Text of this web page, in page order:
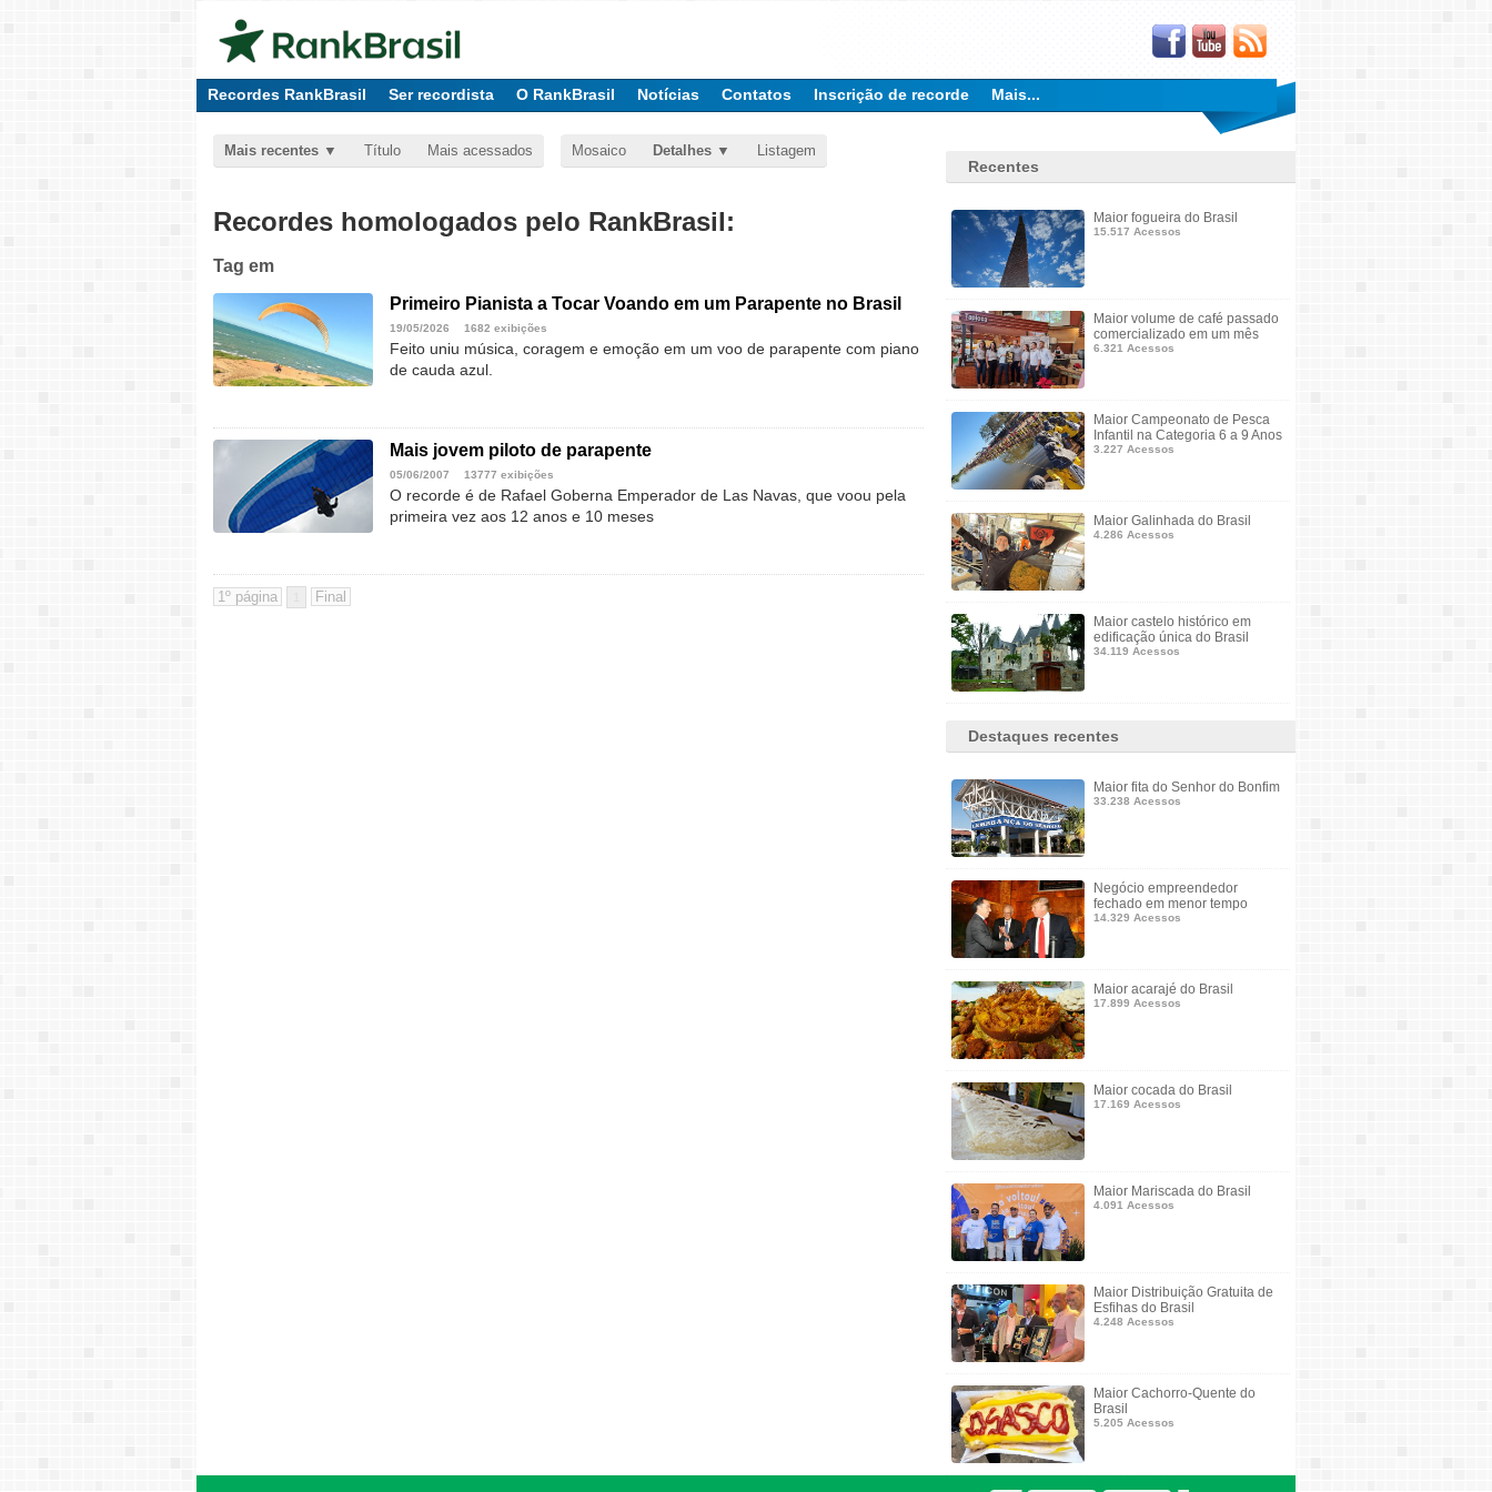
Recordes RankBrasil Ser recordista O RankBrasil Notícias Contatos Inscrição de recorde Mais...
Mais recentes Título Mais acessados Mosaico Detalhes Listagem
Recordes homologados pelo RankBrasil:
Tag em
Primeiro Pianista a Tocar Voando em um Parapente no Brasil
19/05/2026 1682 exibições
Feito uniu música, coragem e emoção em um voo de parapente com piano
de cauda azul.
Mais jovem piloto de parapente
05/06/2007 13777 exibições
O recorde é de Rafael Goberna Emperador de Las Navas, que voou pela
primeira vez aos 12 anos e 10 meses
Recentes
Maior fogueira do Brasil
15.517 Acessos
Maior volume de café passado
comercializado em um mês
6.321 Acessos
Maior Campeonato de Pesca
Infantil na Categoria 6 a 9 Anos
3.227 Acessos
Maior Galinhada do Brasil
4.286 Acessos
Maior castelo histórico em
edificação única do Brasil
34.119 Acessos
Destaques recentes
Maior fita do Senhor do Bonfim
33.238 Acessos
Negócio empreendedor
fechado em menor tempo
14.329 Acessos
Maior acarajé do Brasil
17.899 Acessos
Maior cocada do Brasil
17.169 Acessos
Maior Mariscada do Brasil
4.091 Acessos
Maior Distribuição Gratuita de
Esfihas do Brasil
4.248 Acessos
Maior Cachorro-Quente do
Brasil
5.205 Acessos